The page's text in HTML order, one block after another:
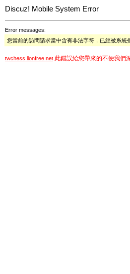
Discuz! Mobile System Error
Error messages:
您當前的訪問請求當中含有非法字符，已經被系統
twchess.lionfree.net 此錯誤給您帶來的不便我們